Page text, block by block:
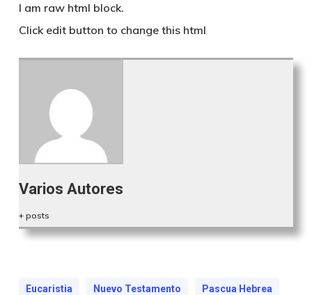
I am raw html block.
Click edit button to change this html
Varios Autores
+ posts
Eucaristia Nuevo Testamento Pascua Hebrea